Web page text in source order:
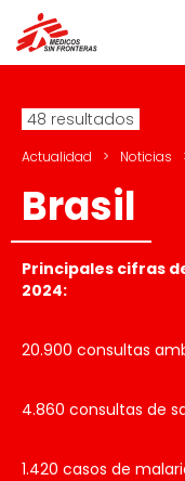
48 resultados
Actualidad > Noticias
Brasil
Principales cifras
2024:
20.900 consultas
4.860 consultas de
1.420 casos de